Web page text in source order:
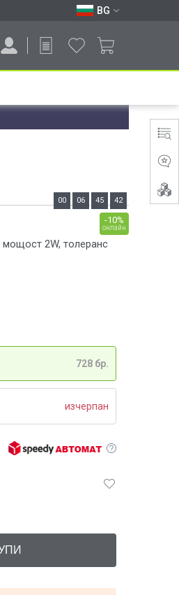
BG
2W, толеранс
728 бр.
изчерпан
-10%
онлайн
00 06 45 41